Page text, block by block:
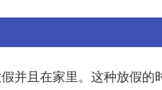
并且在家里。这种放假